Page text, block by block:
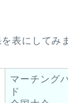
表にしてみ
マーチング
ド